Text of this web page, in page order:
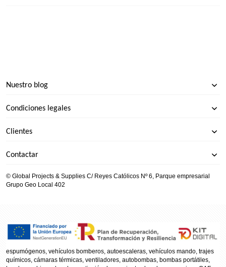
Nuestro blog
Condiciones legales
Clientes
Contactar
© Global Projects & Supplies C/ Reyes Católicos Nº 6, Parque empresarial
Grupo Geo Local 402
espumógenos, vehículos bomberos, autoescaleras, vehículos mando, trajes
químicos, cámaras térmicas, ventiladores, autobombas, bombas portátiles,